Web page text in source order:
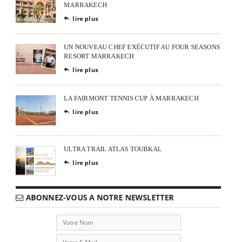
MARRAKECH
 lire plus
UN NOUVEAU CHEF EXÉCUTIF AU FOUR SEASONS
RESORT MARRAKECH
 lire plus
LA FAIRMONT TENNIS CUP À MARRAKECH
 lire plus
ULTRA TRAIL ATLAS TOUBKAL
 lire plus
ABONNEZ-VOUS A NOTRE NEWSLETTER